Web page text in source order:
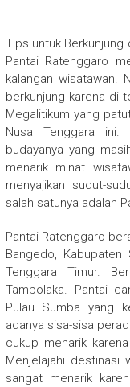
Tips untuk Berkunjung
Pantai Ratenggaro
kalangan wisatawan.
berkunjung karena di
Megalitikum yang
Nusa Tenggara ini.
budayanya yang
menarik minat
menyajikan sudut-
salah satunya adalah
Pantai Ratenggaro
Bangedo, Kabupaten
Tenggara Timur.
Tambolaka. Pantai
Pulau Sumba yang
adanya sisa-sisa
cukup menarik
Menjelajahi destinasi
sangat menarik